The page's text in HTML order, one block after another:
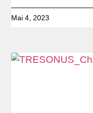
Mai 4, 2023